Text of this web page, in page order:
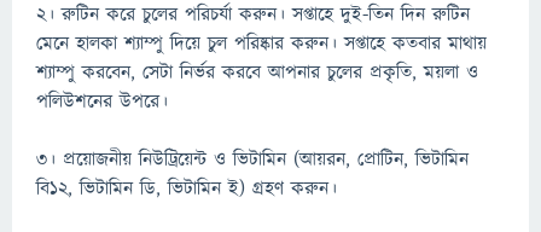
২। রুটিন করে চুলের পরিচর্যা করুন। সপ্তাহে দুই-তিন দিন রুটিন
মেনে হালকা শ্যাম্পু দিয়ে চুল পরিষ্কার করুন। সপ্তাহে কতবার মাথায়
শ্যাম্পু করবেন, সেটা নির্ভর করবে আপনার চুলের প্রকৃতি, ময়লা ও
পলিউশনের উপরে।
৩। প্রয়োজনীয় নিউট্রিয়েন্ট ও ভিটামিন (আয়রন, প্রোটিন, ভিটামিন
বি১২, ভিটামিন ডি, ভিটামিন ই) গ্রহণ করুন।